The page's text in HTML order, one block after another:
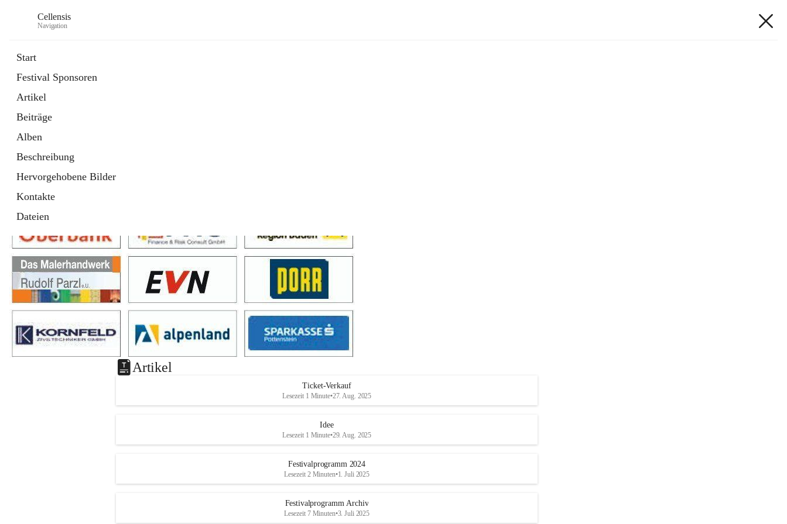
Cellensis
Navigation
Start
Festival Sponsoren
Artikel
Beiträge
Alben
Beschreibung
Hervorgehobene Bilder
Kontakte
Dateien
Festival Sponsoren
Artikel
Ticket-Verkauf
Lesezeit 1 Minute•27. Aug. 2025
Idee
Lesezeit 1 Minute•29. Aug. 2025
Festivalprogramm 2024
Lesezeit 2 Minuten•1. Juli 2025
Festivalprogramm Archiv
Lesezeit 7 Minuten•3. Juli 2025